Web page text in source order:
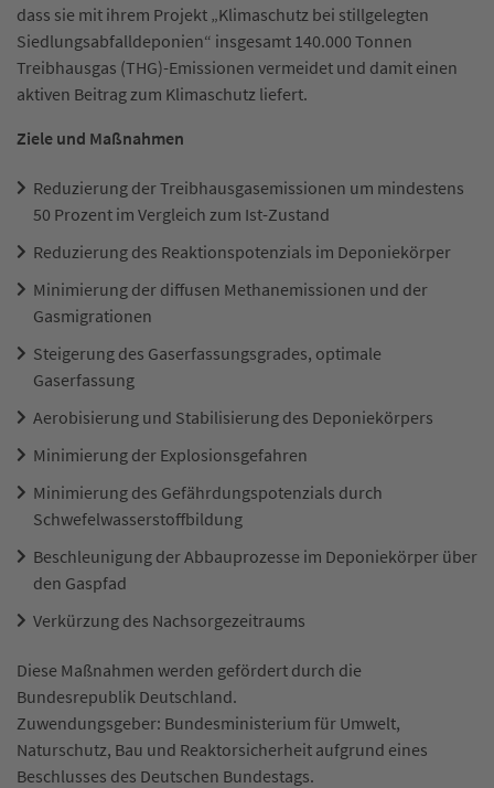
dass sie mit ihrem Projekt „Klimaschutz bei stillgelegten
Siedlungsabfalldeponien“ insgesamt 140.000 Tonnen
Treibhausgas (THG)-Emissionen vermeidet und damit einen
aktiven Beitrag zum Klimaschutz liefert.
Ziele und Maßnahmen
Reduzierung der Treibhausgasemissionen um mindestens
50 Prozent im Vergleich zum Ist-Zustand
Reduzierung des Reaktionspotenzials im Deponiekörper
Minimierung der diffusen Methanemissionen und der
Gasmigrationen
Steigerung des Gaserfassungsgrades, optimale
Gaserfassung
Aerobisierung und Stabilisierung des Deponiekörpers
Minimierung der Explosionsgefahren
Minimierung des Gefährdungspotenzials durch
Schwefelwasserstoffbildung
Beschleunigung der Abbauprozesse im Deponiekörper über
den Gaspfad
Verkürzung des Nachsorgezeitraums
Diese Maßnahmen werden gefördert durch die
Bundesrepublik Deutschland.
Zuwendungsgeber: Bundesministerium für Umwelt,
Naturschutz, Bau und Reaktorsicherheit aufgrund eines
Beschlusses des Deutschen Bundestags.